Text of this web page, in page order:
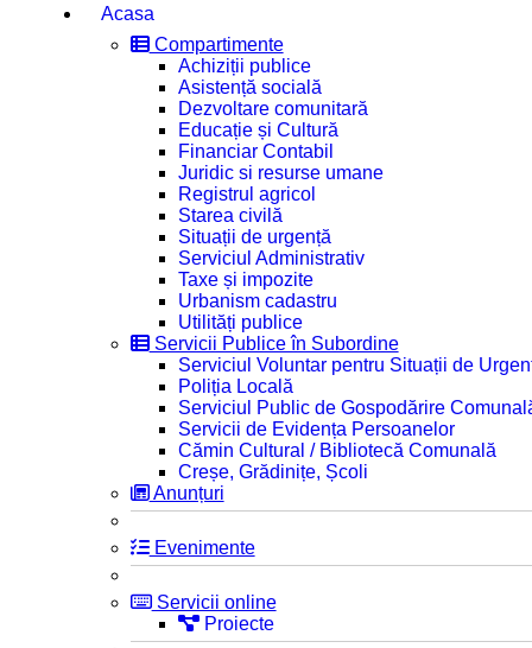
Acasa
Compartimente
Achiziții publice
Asistență socială
Dezvoltare comunitară
Educație și Cultură
Financiar Contabil
Juridic si resurse umane
Registrul agricol
Starea civilă
Situații de urgență
Serviciul Administrativ
Taxe și impozite
Urbanism cadastru
Utilități publice
Servicii Publice în Subordine
Serviciul Voluntar pentru Situații de
Poliția Locală
Serviciul Public de Gospodărire
Servicii de Evidența Persoanelor
Cămin Cultural / Bibliotecă Comunală
Creșe, Grădinițe, Școli
Anunțuri
Evenimente
Servicii online
Proiecte